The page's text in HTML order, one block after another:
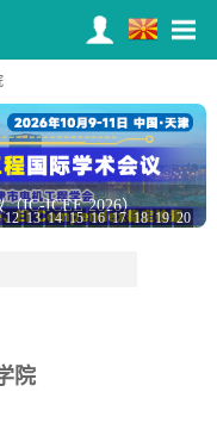
IC-ICEE 2026）
12 13 14 15 16 17 18 19 20
院